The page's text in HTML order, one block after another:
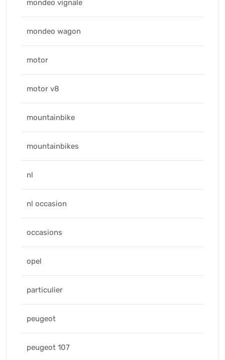
mondeo vignale
mondeo wagon
motor
motor v8
mountainbike
mountainbikes
nl
nl occasion
occasions
opel
particulier
peugeot
peugeot 107